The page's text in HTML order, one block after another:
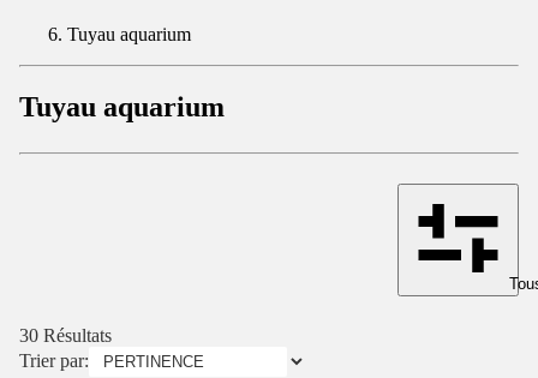
Tuyau aquarium
Tuyau aquarium
30 Résultats
Trier par: